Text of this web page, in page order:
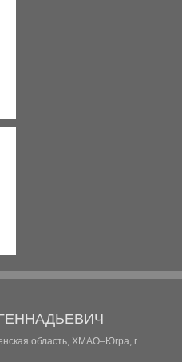
ДИСПЕТЧЕРСКОЙ
В Г. НОЯБРЬСК
область, ХМАО–Югра, г.